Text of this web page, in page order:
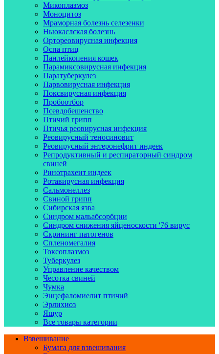
Микоплазмоз
Моноцитоз
Мраморная болезнь селезенки
Ньюкаслская болезнь
Ортореовирусная инфекция
Оспа птиц
Панлейкопения кошек
Парамиксовирусная инфекция
Паратуберкулез
Парвовирусная инфекция
Поксвирусная инфекция
Пробоотбор
Псевдобешенство
Птичий грипп
Птичья реовирусная инфекция
Реовирусный теносиновит
Реовирусный энтеронефрит индеек
Репродуктивный и респираторный синдром
свиней
Ринотрахеит индеек
Ротавирусная инфекция
Сальмонеллез
Свиной грипп
Сибирская язва
Синдром мальабсорбции
Синдром снижения яйценоскости '76 вирус
Скрининг патогенов
Спленомегалия
Токсоплазмоз
Туберкулез
Управление качеством
Чесотка свиней
Чумка
Энцефаломиелит птичий
Эрлихиоз
Ящур
Все товары категории
Взвешивание
Бумага для взвешивания